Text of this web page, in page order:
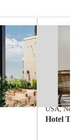
USA,
Hotel